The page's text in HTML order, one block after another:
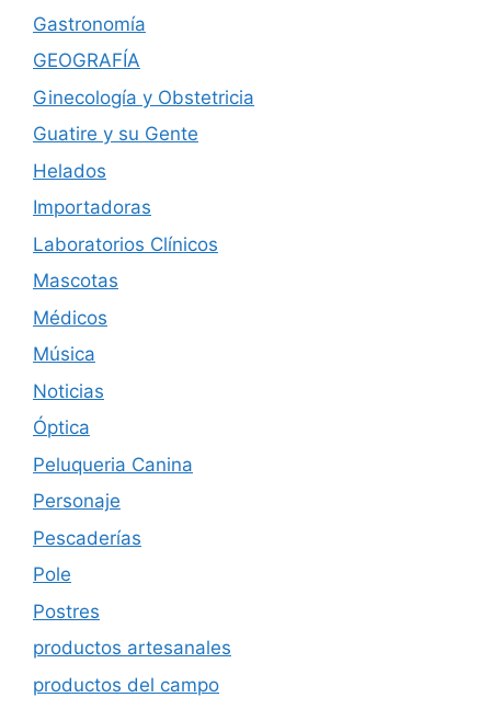
Gastronomía
GEOGRAFÍA
Ginecología y Obstetricia
Guatire y su Gente
Helados
Importadoras
Laboratorios Clínicos
Mascotas
Médicos
Música
Noticias
Óptica
Peluqueria Canina
Personaje
Pescaderías
Pole
Postres
productos artesanales
productos del campo